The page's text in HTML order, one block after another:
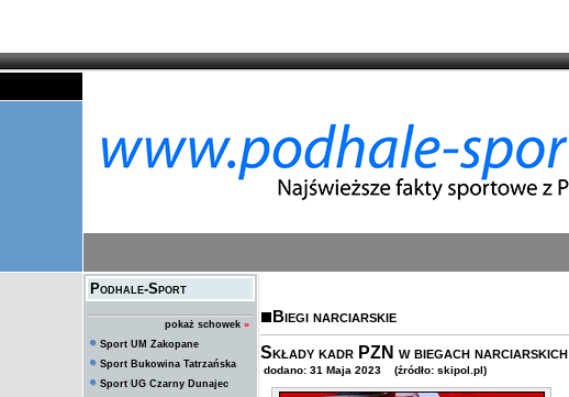
Podhale-Sport
pokaż schowek »
Sport UM Zakopane
Sport Bukowina Tatrzańska
Sport UG Czarny Dunajec
Biegi narciarskie
Składy kadr PZN w biegach narciarskich
dodano: 31 Maja 2023 (źródło: skipol.pl)